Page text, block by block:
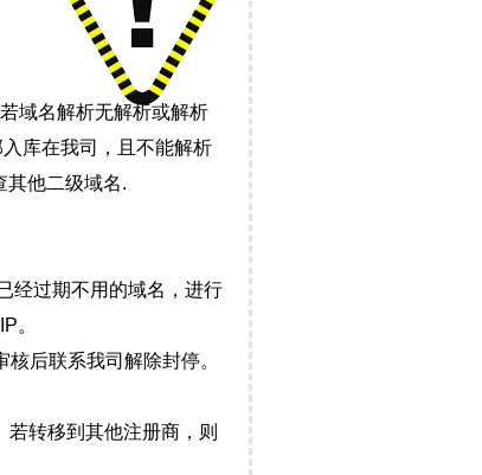
域名解析无解析或解析
库在我司，且不能解析
其他二级域名.
经过期不用的域名，进行
。
核后联系我司解除封停。
若转移到其他注册商，则